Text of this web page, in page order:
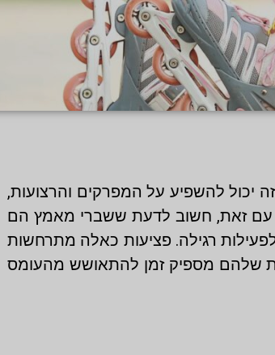
יכול להשפיע על המפרקים והרצועות,
עם זאת, חשוב לדעת ששברי מאמץ הם
רגילה. פציעות כאלה מתרחשות
שלהם מספיק זמן להתאושש מהעומס